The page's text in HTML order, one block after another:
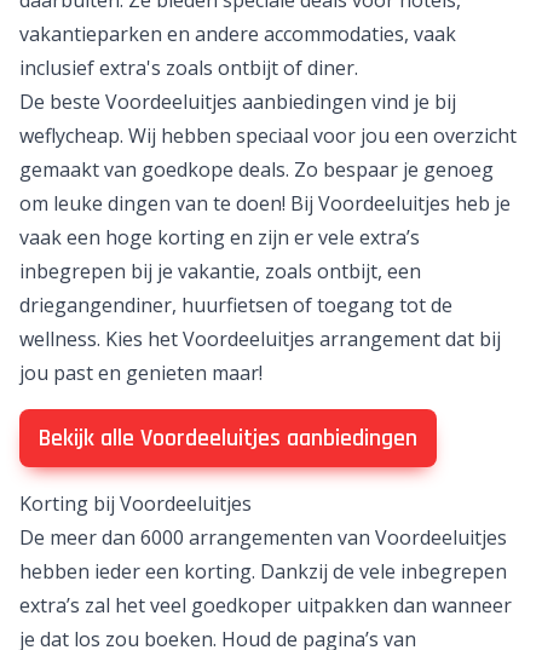
daarbuiten. Ze bieden speciale deals voor hotels,
vakantieparken en andere accommodaties, vaak
inclusief extra's zoals ontbijt of diner.
De beste Voordeeluitjes aanbiedingen vind je bij
weflycheap. Wij hebben speciaal voor jou een overzicht
gemaakt van goedkope deals. Zo bespaar je genoeg
om leuke dingen van te doen! Bij
Voordeeluitjes
heb je
vaak een hoge korting en zijn er vele extra’s
inbegrepen bij je vakantie, zoals ontbijt, een
driegangendiner, huurfietsen of toegang tot de
wellness. Kies het Voordeeluitjes arrangement dat bij
jou past en genieten maar!
Bekijk alle Voordeeluitjes aanbiedingen
Korting bij Voordeeluitjes
De meer dan 6000 arrangementen van Voordeeluitjes
hebben ieder een korting. Dankzij de vele inbegrepen
extra’s zal het veel goedkoper uitpakken dan wanneer